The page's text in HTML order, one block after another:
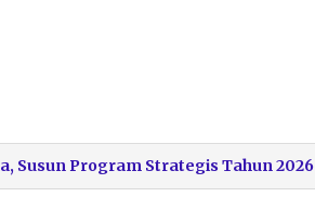
Susun Program Strategis Tahun 2026